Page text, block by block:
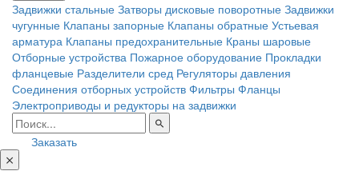
Задвижки стальные Затворы дисковые поворотные Задвижки
чугунные Клапаны запорные Клапаны обратные Устьевая
арматура Клапаны предохранительные Краны шаровые
Отборные устройства Пожарное оборудование Прокладки
фланцевые Разделители сред Регуляторы давления
Соединения отборных устройств Фильтры Фланцы
Электроприводы и редукторы на задвижки
Заказать